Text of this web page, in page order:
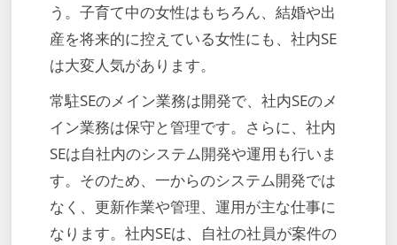
う。子育て中の女性はもちろん、結婚や出
産を将来的に控えている女性にも、社内SE
は大変人気があります。
常駐SEのメイン業務は開発で、社内SEのメ
イン業務は保守と管理です。さらに、社内
SEは自社内のシステム開発や運用も行いま
す。そのため、一からのシステム開発では
なく、更新作業や管理、運用が主な仕事に
なります。社内SEは、自社の社員が案件の